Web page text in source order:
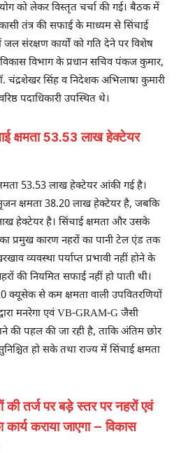
को लेकर विस्तृत चर्चा की गई। बैठक में
तंत्र की सफाई के माध्यम से सिंचाई
जल संरक्षण कार्यों को गति देने पर विशेष
विभाग के प्रधान सचिव पंकज कुमार,
सिंह व निदेशक अभिलाषा कुमारी
पदाधिकारी उपस्थित थे।
क्षमता 53.53 लाख हेक्टेयर
53.53 लाख हेक्टेयर आंकी गई है।
क्षमता 38.20 लाख हेक्टेयर है, जबकि
हेक्टेयर है। सिंचाई क्षमता और उसके
प्रमुख कारण नहरों का पानी टेल एंड तक
व्यवस्था पर्याप्त प्रभावी नहीं होने के
की नियमित सफाई नहीं हो पाती थी।
क्यूसेक से कम क्षमता वाली उपवितरणियों
मनरेगा एवं VB-GRAM-G जैसी
की पहल की जा रही है, ताकि अंतिम छोर
हो सके तथा राज्य में सिंचाई क्षमता
की तर्ज पर बड़े स्तर पर नहरों एवं
कराया जाएगा – विकास